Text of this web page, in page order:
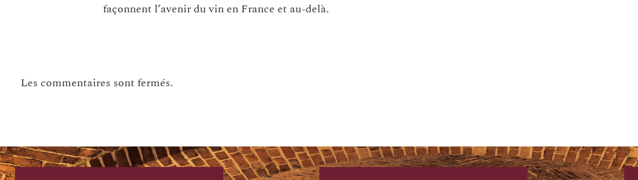
façonnent l’avenir du vin en France et au-delà.
Les commentaires sont fermés.